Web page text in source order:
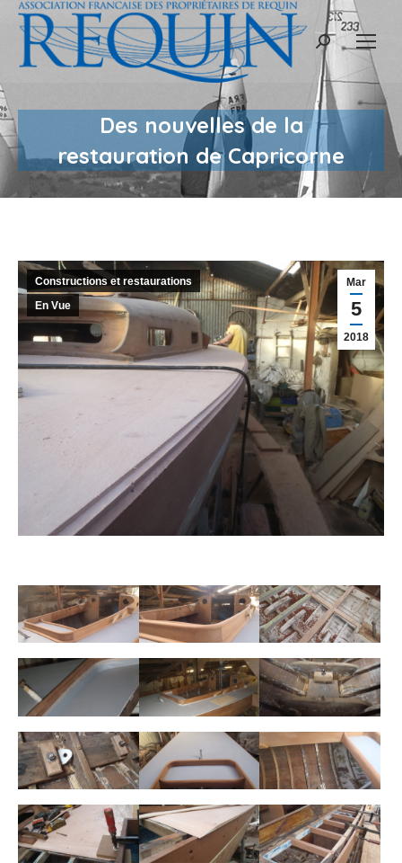
Recherche
Des nouvelles de la
restauration de Capricorne
Mar
5
2018
Constructions et restaurations
En Vue